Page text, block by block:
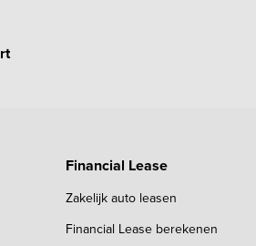
Financial Lease
Zakelijk auto leasen
Financial Lease berekenen